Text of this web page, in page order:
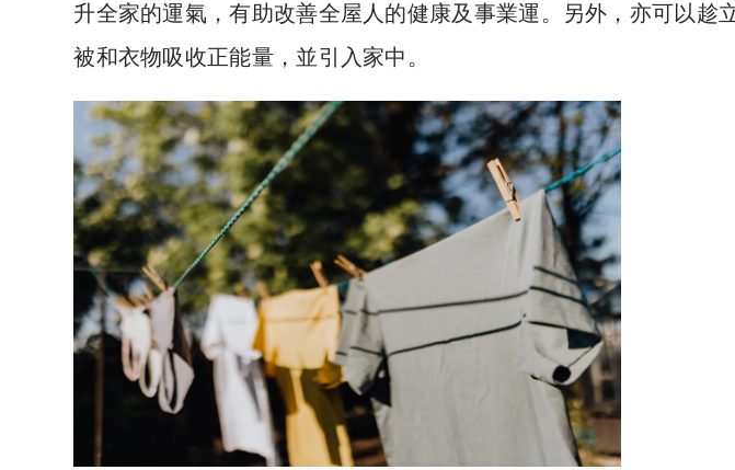
升全家的運氣，有助改善全屋人的健康及事業運。另外，亦可以趁
被和衣物吸收正能量，並引入家中。